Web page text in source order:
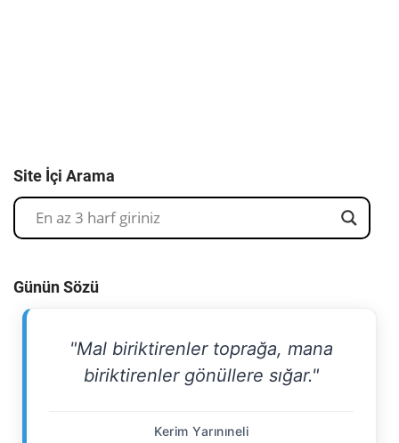
Site İçi Arama
Günün Sözü
"Mal biriktirenler toprağa, mana
biriktirenler gönüllere sığar."
Kerim Yarınıneli